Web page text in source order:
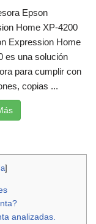
Epson
Home XP-4200
Expression Home
es una solución
para cumplir con
copias ...
]
analizadas.